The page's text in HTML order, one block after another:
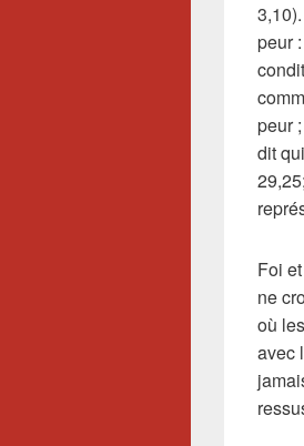
peur
peur
dit
Foi
ne
où
avec